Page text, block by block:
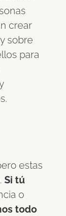
crear
sobre
para
estas
Si tú
o
todo